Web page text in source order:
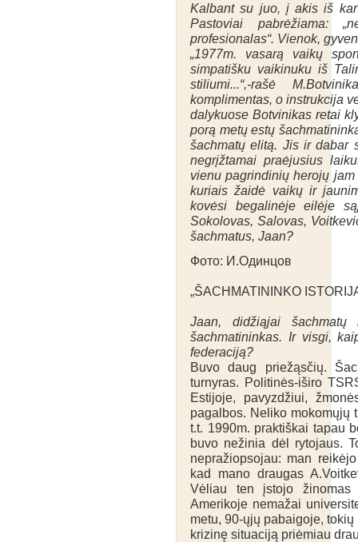
Kalbant su juo, į akis iš
Pastoviai pabrėžiama:
profesionalas“. Vienok,
„1977m. vasarą vaikų
simpatišku vaikinuku iš
stiliumi...“,-rašė
komplimentas, o instrukcija
dalykuose Botvinikas retai
porą metų estų
šachmatų elitą. Jis ir dabar
negrįžtamai praėjusius
vienu pagrindinių herojų
kuriais žaidė vaikų ir
kovėsi begalinėje eilėje
Sokolovas, Salovas,
šachmatus, Jaan?
Фото: И.Одинцов
„ŠACHMATININKO
Jaan, didžiąjai
šachmatininkas. Ir visgi,
federaciją?
Buvo daug priežąsčių.
turnyras. Politinės-iširo
Estijoje, pavyzdžiui,
pagalbos. Neliko mokomųjų
t.t. 1990m. praktiškai tapau
buvo nežinia dėl rytojaus.
nepražiopsojau: man
kad mano draugas
Vėliau ten įstojo žinomas
Amerikoje nemažai
metu, 90-ųjų pabaigoje,
krizinę situaciją priėmiau